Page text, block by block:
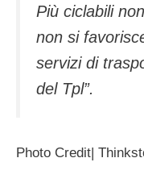
Più ciclabili
non si
servizi di
del Tpl”.
Photo Credit|